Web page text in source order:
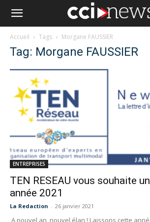
Accueil Tags Morgane FAUSSIER
Tag: Morgane FAUSSIER
ENTREPRISES
TEN RESEAU vous souhaite
année 2021
La Redaction - 26 janvier 2021